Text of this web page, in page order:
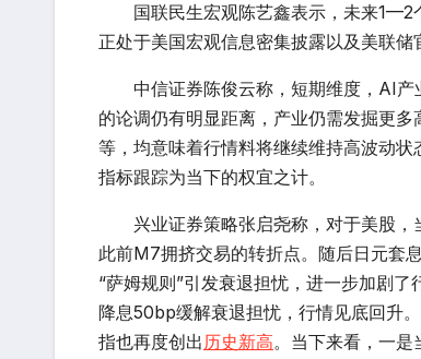
国联民生宏观陈艺鑫表示，未来1—2
正处于美国宏观信息密集披露以及美联储
中信证券陈俊云称，短期维度，AI
的论调仍有明显距离，产业仍需发掘更
等，均意味着行情料将继续维持高波动
指标跟踪为当下的权宜之计。
兴业证券策略张启尧称，对于美股
此前M7拥挤交易的转折点。随后日元套
“萨姆规则”引发衰退担忧，进一步加剧
降息50bp缓解衰退担忧，行情见底回升
指也再度创出历史新高。当下来看，一是